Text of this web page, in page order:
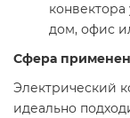
дом, офис
Сфера
Электрический
идеально